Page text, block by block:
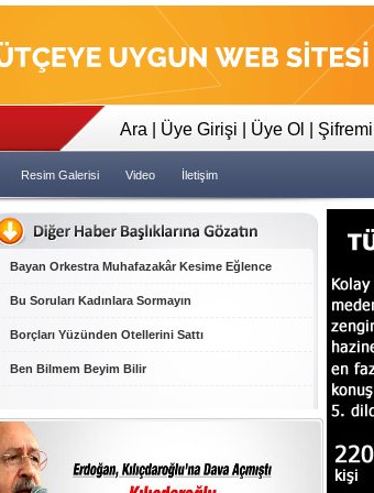
23:35 Tapeler İncelensin Dedi Dava
Ara Üye Girişi Üye Ol
Resim Galerisi Video İletişim
Bayan Orkestra Muhafazakâr Kesime Eğlence
Bu Soruları Kadınlara Sormayın
Borçları Yüzünden Otellerini Sattı
Ben Bilmem Beyim Bilir